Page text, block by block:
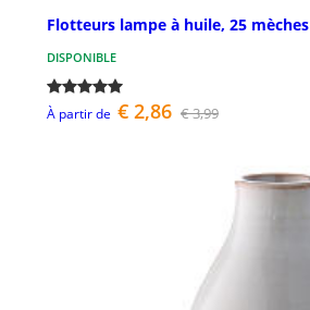
Flotteurs lampe à huile, 25 mèches
DISPONIBLE
À partir de € 2,86 € 3,99